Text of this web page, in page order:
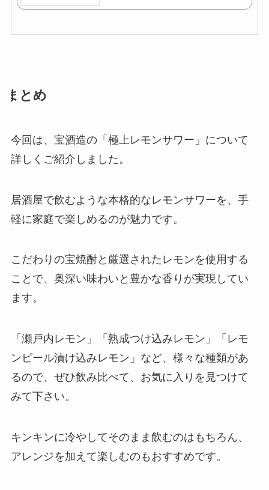
まとめ
今回は、宝酒造の「極上レモンサワー」について
詳しくご紹介しました。
居酒屋で飲むような本格的なレモンサワーを、手
軽に家庭で楽しめるのが魅力です。
こだわりの宝焼酎と厳選されたレモンを使用する
ことで、奥深い味わいと豊かな香りが実現してい
ます。
「瀬戸内レモン」「熟成つけ込みレモン」「レモ
ンピール漬け込みレモン」など、様々な種類があ
るので、ぜひ飲み比べて、お気に入りを見つけて
みて下さい。
キンキンに冷やしてそのまま飲むのはもちろん、
アレンジを加えて楽しむのもおすすめです。